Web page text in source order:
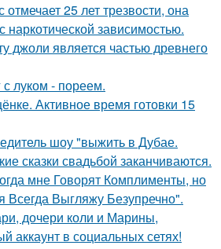
25 лет трезвости, она
наркотической зависимостью.
джоли является частью древнего
луком - пореем.
Активное время готовки 15
шоу "выжить в Дубае.
сказки свадьбой заканчиваются.
мне Говорят Комплименты, но
Всегда Выгляжу Безупречно".
дочери коли и Марины,
аккаунт в социальных сетях!